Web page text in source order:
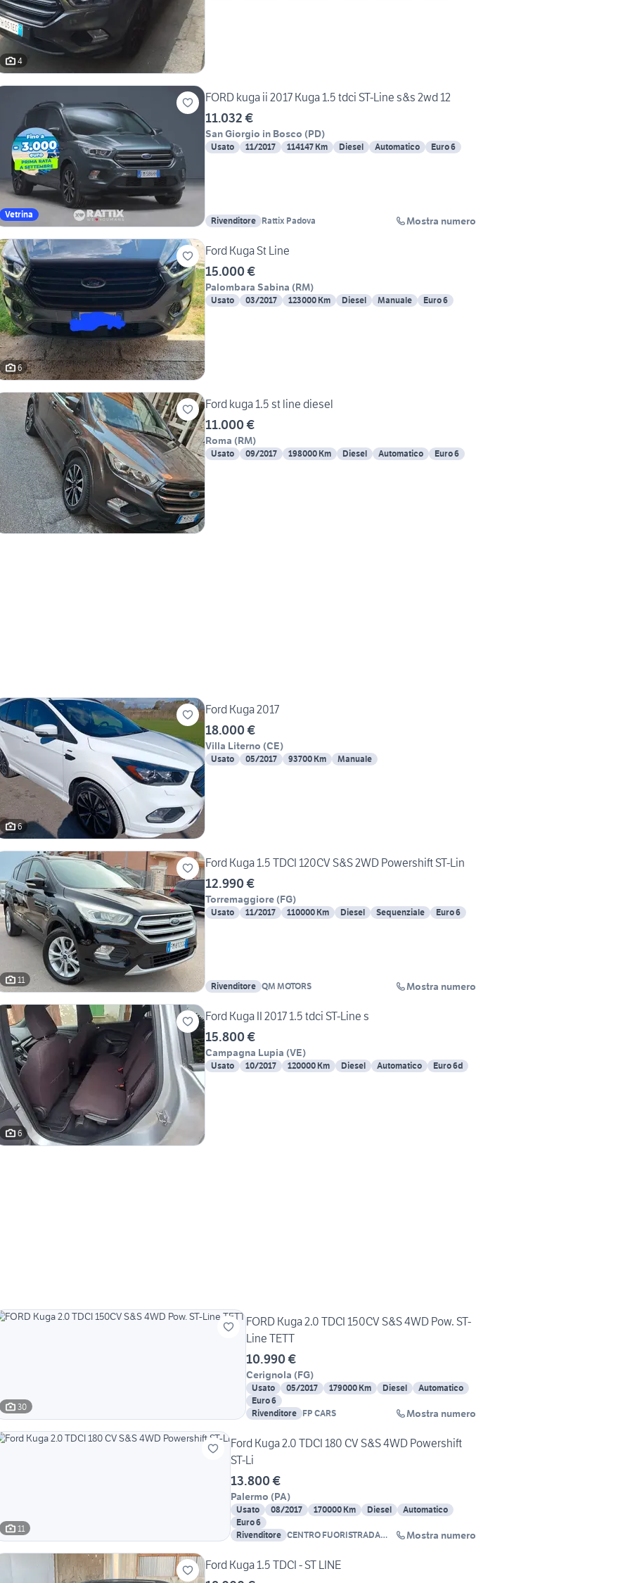
4
Vetrina
FORD kuga ii 2017 Kuga 1.5 tdci ST-Line s&s 2wd 12
11.032 €
San Giorgio in Bosco (PD)
Usato 11/2017 114147 Km Diesel Automatico Euro 6
Rivenditore Rattix Padova Mostra numero
6
Ford Kuga St Line
15.000 €
Palombara Sabina (RM)
Usato 03/2017 123000 Km Diesel Manuale Euro 6
Ford kuga 1.5 st line diesel
11.000 €
Roma (RM)
Usato 09/2017 198000 Km Diesel Automatico Euro 6
6
Ford Kuga 2017
18.000 €
Villa Literno (CE)
Usato 05/2017 93700 Km Manuale
11
Ford Kuga 1.5 TDCI 120CV S&S 2WD Powershift ST-Lin
12.990 €
Torremaggiore (FG)
Usato 11/2017 110000 Km Diesel Sequenziale Euro 6
Rivenditore QM MOTORS Mostra numero
6
Ford Kuga II 2017 1.5 tdci ST-Line s
15.800 €
Campagna Lupia (VE)
Usato 10/2017 120000 Km Diesel Automatico Euro 6d
30
FORD Kuga 2.0 TDCI 150CV S&S 4WD Pow. ST-
Line TETT
10.990 €
Cerignola (FG)
Usato 05/2017 179000 Km Diesel
Automatico
Euro 6
Rivenditore FP CARS Mostra numero
11
Ford Kuga 2.0 TDCI 180 CV S&S 4WD Powershift
ST-Li
13.800 €
Palermo (PA)
Usato 08/2017 170000 Km Diesel
Automatico
Euro 6
Rivenditore CENTRO FUORISTRADA
Mostra numero
Ford Kuga 1.5 TDCI - ST LINE